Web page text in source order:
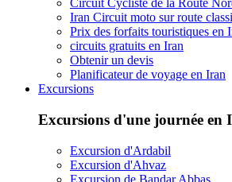
Circuit Cycliste de la Route
Iran Circuit moto sur route
Prix des forfaits touristiques en
circuits gratuits en Iran
Obtenir un devis
Planificateur de voyage en Iran
Excursions
Excursions d'une journée en
Excursion d'Ardabil
Excursion d'Ahvaz
Excursion de Bandar Abbas